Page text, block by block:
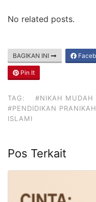
No related posts.
BAGIKAN INI
Pin It
TAG: #NIKAH MUDAH
#PENDIDIKAN PRANIKAH
ISLAMI
Pos Terkait